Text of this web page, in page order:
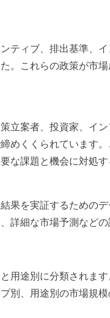
ティブ、排出基準、
。これらの政策が市
立案者、投資家、イ
めくくられています
な課題と機会に対処す
果を実証するための
詳細な市場予測など
用途別に分類されま
別、用途別の市場規